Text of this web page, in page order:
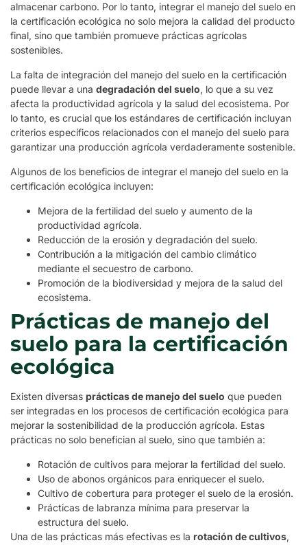
almacenar carbono. Por lo tanto, integrar el manejo del suelo en
la certificación ecológica no solo mejora la calidad del producto
final, sino que también promueve prácticas agrícolas
sostenibles.
La falta de integración del manejo del suelo en la certificación
puede llevar a una degradación del suelo, lo que a su vez
afecta la productividad agrícola y la salud del ecosistema. Por
lo tanto, es crucial que los estándares de certificación incluyan
criterios específicos relacionados con el manejo del suelo para
garantizar una producción agrícola verdaderamente sostenible.
Algunos de los beneficios de integrar el manejo del suelo en la
certificación ecológica incluyen:
Mejora de la fertilidad del suelo y aumento de la
productividad agrícola.
Reducción de la erosión y degradación del suelo.
Contribución a la mitigación del cambio climático
mediante el secuestro de carbono.
Promoción de la biodiversidad y mejora de la salud del
ecosistema.
Prácticas de manejo del
suelo para la certificación
ecológica
Existen diversas prácticas de manejo del suelo que pueden
ser integradas en los procesos de certificación ecológica para
mejorar la sostenibilidad de la producción agrícola. Estas
prácticas no solo benefician al suelo, sino que también a:
Rotación de cultivos para mejorar la fertilidad del suelo.
Uso de abonos orgánicos para enriquecer el suelo.
Cultivo de cobertura para proteger el suelo de la erosión.
Prácticas de labranza mínima para preservar la
estructura del suelo.
Una de las prácticas más efectivas es la rotación de cultivos,